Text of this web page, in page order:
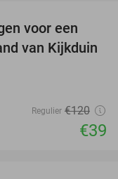
68%
voor een
van Kijkduin
Regulier €120
€39